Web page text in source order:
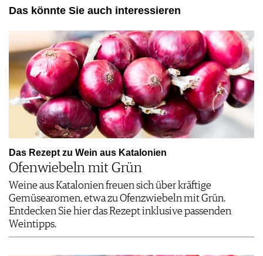
Das könnte Sie auch interessieren
Das Rezept zu Wein aus Katalonien
Ofenwiebeln mit Grün
Weine aus Katalonien freuen sich über kräftige
Gemüsearomen, etwa zu Ofenzwiebeln mit Grün.
Entdecken Sie hier das Rezept inklusive passenden
Weintipps.